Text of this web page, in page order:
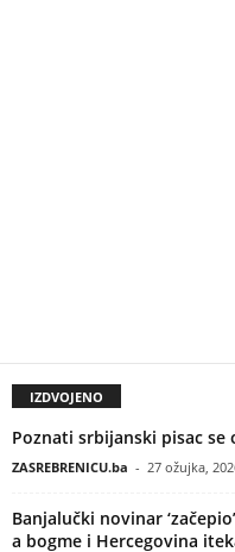
IZDVOJENO
Poznati srbijanski pisac se
ZASREBRENICU.ba - 27 ožujka,
Banjalučki novinar
a bogme i Hercegovina